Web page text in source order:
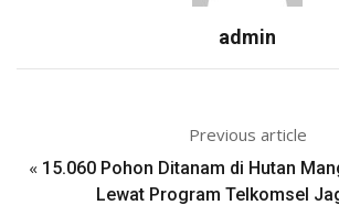
admin
Previous article
« 15.060 Pohon Ditanam di Hutan
Lewat Program Telkomsel